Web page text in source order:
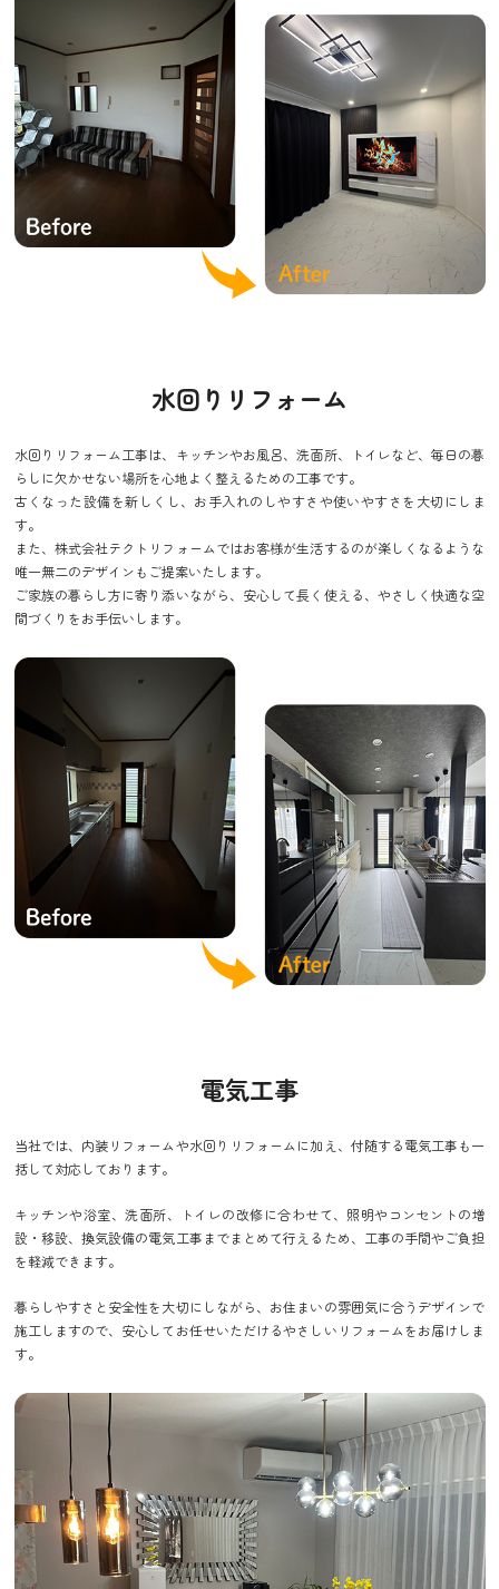
水回りリフォーム
水回りリフォーム工事は、キッチンやお風呂、洗面所、トイレなど、毎日の暮
らしに欠かせない場所を心地よく整えるための工事です。
古くなった設備を新しくし、お手入れのしやすさや使いやすさを大切にしま
す。
また、株式会社テクトリフォームではお客様が生活するのが楽しくなるような
唯一無二のデザインもご提案いたします。
ご家族の暮らし方に寄り添いながら、安心して長く使える、やさしく快適な空
間づくりをお手伝いします。
電気工事
当社では、内装リフォームや水回りリフォームに加え、付随する電気工事も一
括して対応しております。
キッチンや浴室、洗面所、トイレの改修に合わせて、照明やコンセントの増
設・移設、換気設備の電気工事までまとめて行えるため、工事の手間やご負担
を軽減できます。
暮らしやすさと安全性を大切にしながら、お住まいの雰囲気に合うデザインで
施工しますので、安心してお任せいただけるやさしいリフォームをお届けしま
す。